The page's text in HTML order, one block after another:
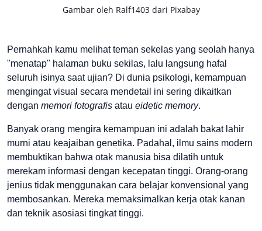
Gambar oleh Ralf1403dari Pixabay
Pernahkah kamu melihat teman sekelas yang seolah hanya
"menatap" halaman buku sekilas, lalu langsung hafal
seluruh isinya saat ujian? Di dunia psikologi, kemampuan
mengingat visual secara mendetail ini sering dikaitkan
dengan memori fotografis atau eidetic memory.
Banyak orang mengira kemampuan ini adalah bakat lahir
murni atau keajaiban genetika. Padahal, ilmu sains modern
membuktikan bahwa otak manusia bisa dilatih untuk
merekam informasi dengan kecepatan tinggi. Orang-orang
jenius tidak menggunakan cara belajar konvensional yang
membosankan. Mereka memaksimalkan kerja otak kanan
dan teknik asosiasi tingkat tinggi.